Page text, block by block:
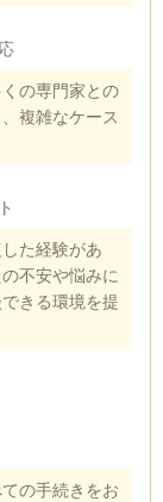
の専門家との
複雑なケース
た経験があ
不安や悩みに
きる環境を提
の手続きをお